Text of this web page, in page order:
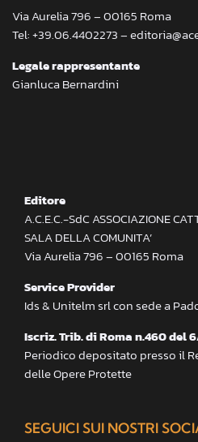
Via Aurelia 796 – 00165 Roma
Tel: +39.06.4402273 –
Legale rappresentante
Gianluca Bernardini
Editore
A.C.E.C.-SdC ASSOCIAZIONE
SALA DELLA COMUNITA’
Via Aurelia 796 – 00165 Roma
Service Provider
Ids & Unitelm srl con sede a
Iscriz. Trib. di Roma n.460 del
Periodico depositato presso il
delle Opere Protette
SEGUICI SUI NOSTRI